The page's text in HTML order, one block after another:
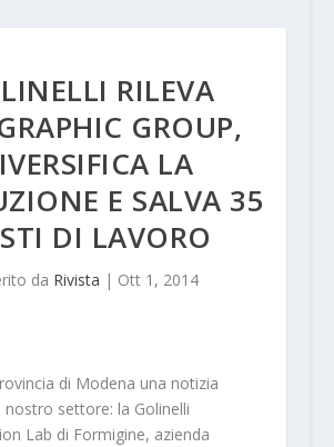
RILEVA
GROUP,
LA
E SALVA 35
DI LAVORO
da Rivista | Ott 1, 2014
di Modena una notizia
nostro settore: la Golinelli
Lab di Formigine, azienda